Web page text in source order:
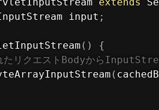
input ;
( )
{
リクエストBodyから
(